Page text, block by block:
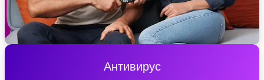
Антивирус